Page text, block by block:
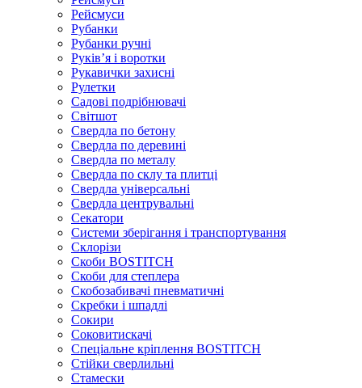
Рейсмуси
Рубанки
Рубанки ручні
Руківʼя і воротки
Рукавички захисні
Рулетки
Садові подрібнювачі
Світшот
Свердла по бетону
Свердла по деревині
Свердла по металу
Свердла по склу та плитці
Свердла універсальні
Свердла центрувальні
Секатори
Системи зберігання і транспортування
Склорізи
Скоби BOSTITCH
Скоби для степлера
Скобозабивачі пневматичні
Скребки і шпадлі
Сокири
Соковитискачі
Спеціальне кріплення BOSTITCH
Стійки сверлильні
Стамески